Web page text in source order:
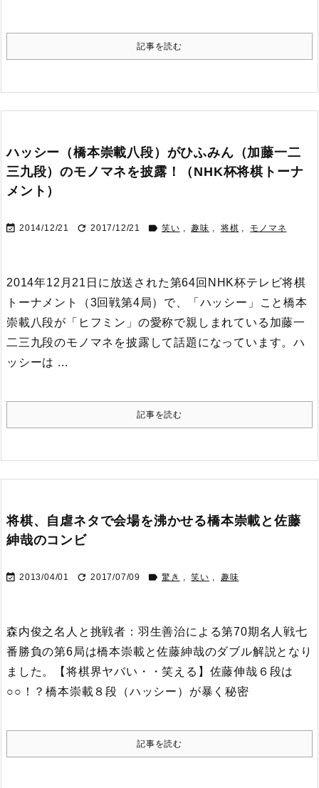
記事を読む
ハッシー（橋本崇載八段）がひふみん（加藤一二
三九段）のモノマネを披露！（NHK杯将棋トーナ
メント）
 2014/12/21  2017/12/21  笑い , 趣味 , 将棋 , モノマネ
2014年12月21日に放送された第64回NHK杯テレビ将棋
トーナメント（3回戦第4局）で、「ハッシー」こと橋本
崇載八段が「ヒフミン」の愛称で親しまれている加藤一
二三九段のモノマネを披露して話題になっています。ハ
ッシーは ...
記事を読む
将棋、自虐ネタで会場を沸かせる橋本崇載と佐藤
紳哉のコンビ
 2013/04/01  2017/07/09  驚き , 笑い , 趣味
森内俊之名人と挑戦者：羽生善治による第70期名人戦七
番勝負の第6局は橋本崇載と佐藤紳哉のダブル解説となり
ました。
【将棋界ヤバい・・笑える】佐藤伸哉６段は
○○！？橋本崇載８段（ハッシー）が暴く秘密
記事を読む